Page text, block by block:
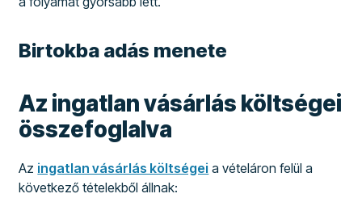
Birtokba adás menete
Az ingatlan vásárlás költségei
összefoglalva
Az ingatlan vásárlás költségei a vételáron felül a
következő tételekből állnak: